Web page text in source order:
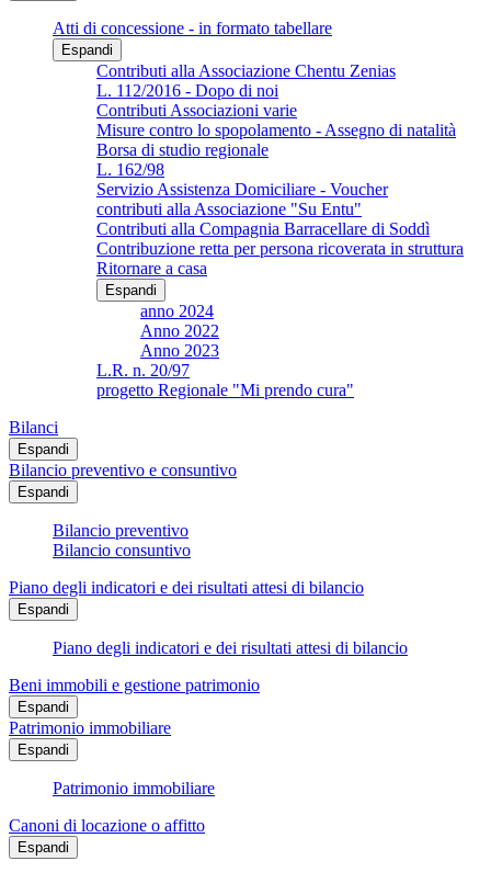
Atti di concessione - in formato tabellare
Espandi
Contributi alla Associazione Chentu Zenias
L. 112/2016 - Dopo di noi
Contributi Associazioni varie
Misure contro lo spopolamento - Assegno di natalità
Borsa di studio regionale
L. 162/98
Servizio Assistenza Domiciliare - Voucher
contributi alla Associazione "Su Entu"
Contributi alla Compagnia Barracellare di Soddì
Contribuzione retta per persona ricoverata in struttura
Ritornare a casa
Espandi
anno 2024
Anno 2022
Anno 2023
L.R. n. 20/97
progetto Regionale "Mi prendo cura"
Bilanci
Espandi
Bilancio preventivo e consuntivo
Espandi
Bilancio preventivo
Bilancio consuntivo
Piano degli indicatori e dei risultati attesi di bilancio
Espandi
Piano degli indicatori e dei risultati attesi di bilancio
Beni immobili e gestione patrimonio
Espandi
Patrimonio immobiliare
Espandi
Patrimonio immobiliare
Canoni di locazione o affitto
Espandi